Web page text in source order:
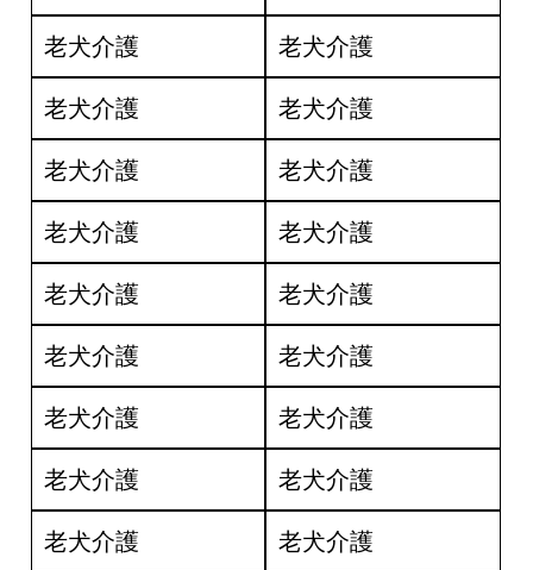
老犬介護 老犬介護
老犬介護 老犬介護
老犬介護 老犬介護
老犬介護 老犬介護
老犬介護 老犬介護
老犬介護 老犬介護
老犬介護 老犬介護
老犬介護 老犬介護
老犬介護 老犬介護